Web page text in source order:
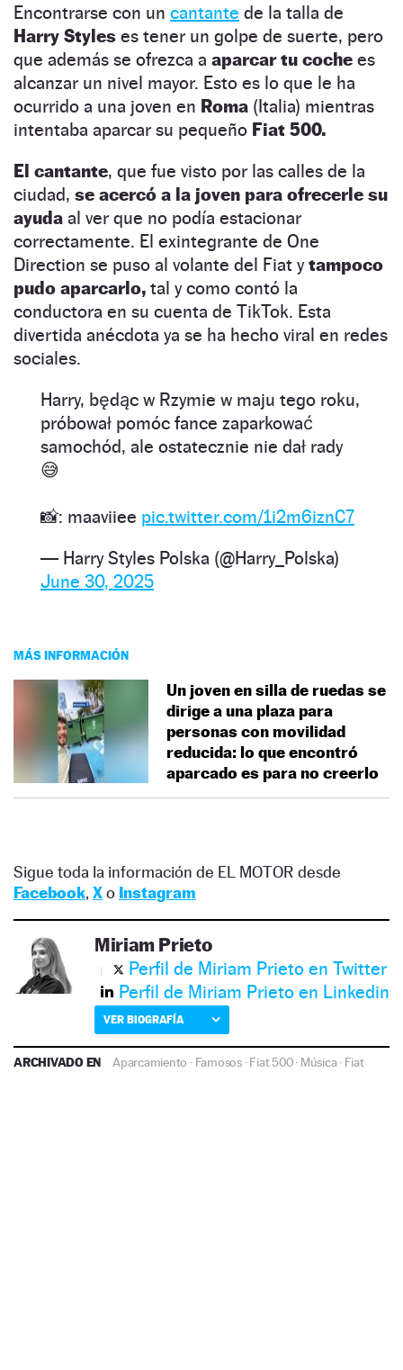
Encontrarse con un cantante de la talla de
Harry Styles es tener un golpe de suerte, pero
que además se ofrezca a aparcar tu coche es
alcanzar un nivel mayor. Esto es lo que le ha
ocurrido a una joven en Roma (Italia) mientras
intentaba aparcar su pequeño Fiat 500.
El cantante, que fue visto por las calles de la
ciudad, se acercó a la joven para ofrecerle su
ayuda al ver que no podía estacionar
correctamente. El exintegrante de One
Direction se puso al volante del Fiat ytampoco
pudo aparcarlo, tal y como contó la
conductora en su cuenta de TikTok. Esta
divertida anécdota ya se ha hecho viral en redes
sociales.
Harry, będąc w Rzymie w maju tego roku,
próbował pomóc fance zaparkować
samochód, ale ostatecznie nie dał rady
😅
📸: maaviiee pic.twitter.com/1i2m6iznC7
— Harry Styles Polska (@Harry_Polska)
June 30, 2025
MÁS INFORMACIÓN
Un joven en silla de ruedas se
dirige a una plaza para
personas con movilidad
reducida: lo que encontró
aparcado es para no creerlo
Sigue toda la información de EL MOTOR desde
Facebook, Xo Instagram
Miriam Prieto
Perfil de Miriam Prieto en Twitter
Perfil de Miriam Prieto en Linkedin
VER BIOGRAFÍA
ARCHIVADO EN Aparcamiento · Famosos·Fiat 500· Música· Fiat